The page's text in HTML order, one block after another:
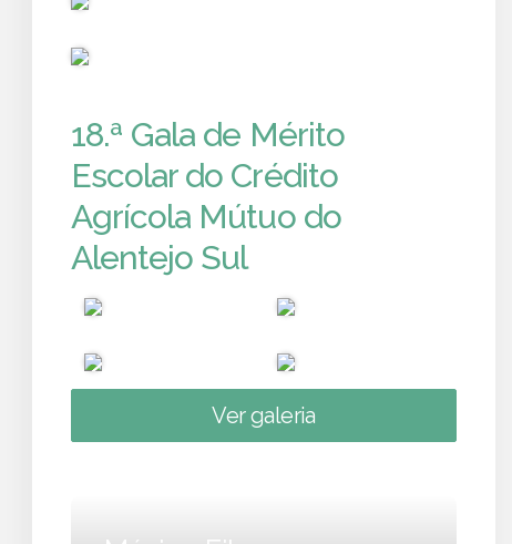
18.ª Gala de Mérito
Escolar do Crédito
Agrícola Mútuo do
Alentejo Sul
Ver galeria